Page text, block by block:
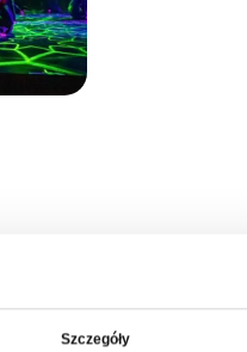
Szczegóły